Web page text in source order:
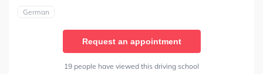
German
Request an appointment
19 people have viewed this driving school